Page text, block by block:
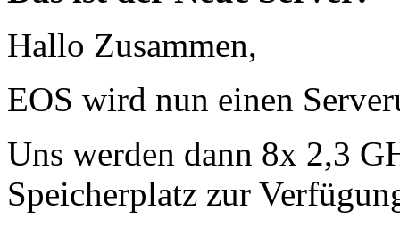
Hallo Zusammen,
EOS wird nun einen
Uns werden dann 8x 2,3
Speicherplatz zur